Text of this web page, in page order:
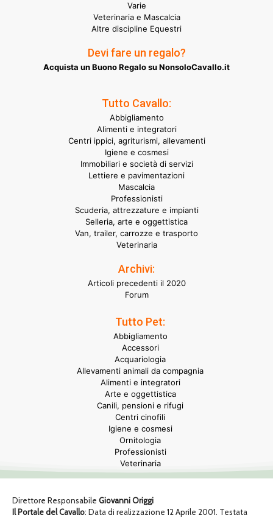
Varie
Veterinaria e Mascalcia
Altre discipline Equestri
Devi fare un regalo?
Acquista un Buono Regalo su NonsoloCavallo.it
Tutto Cavallo:
Abbigliamento
Alimenti e integratori
Centri ippici, agriturismi, allevamenti
Igiene e cosmesi
Immobiliari e società di servizi
Lettiere e pavimentazioni
Mascalcia
Professionisti
Scuderia, attrezzature e impianti
Selleria, arte e oggettistica
Van, trailer, carrozze e trasporto
Veterinaria
Archivi:
Articoli precedenti il 2020
Forum
Tutto Pet:
Abbigliamento
Accessori
Acquariologia
Allevamenti animali da compagnia
Alimenti e integratori
Arte e oggettistica
Canili, pensioni e rifugi
Centri cinofili
Igiene e cosmesi
Ornitologia
Professionisti
Veterinaria
Direttore Responsabile Giovanni Origgi
Il Portale del Cavallo: Data di realizzazione 12 Aprile 2001. Testata